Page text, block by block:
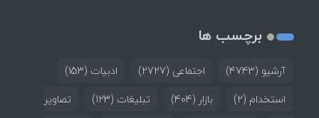
برچسب ها
آرشیو (4743) اجتماعی (2727) ادبیات (153)
استخدام (2) بازار (404) تبلیغات (123) تصاویر